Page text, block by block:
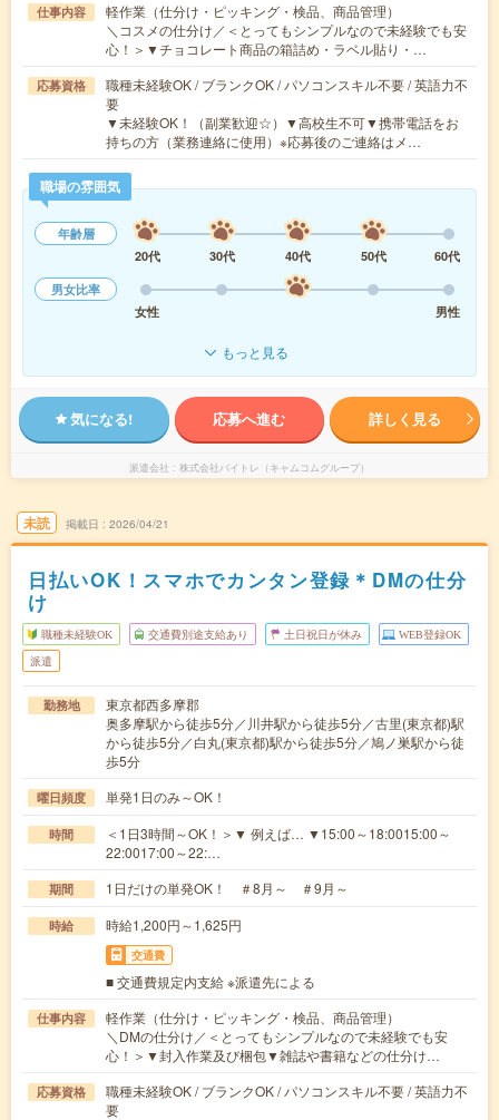
仕事内容
軽作業（仕分け・ピッキング・検品、商品管理）
＼コスメの仕分け／＜とってもシンプルなので未経験でも安
心！＞▼チョコレート商品の箱詰め・ラベル貼り・…
応募資格
職種未経験OK / ブランクOK / パソコンスキル不要 / 英語力不
要
▼未経験OK！（副業歓迎☆）▼高校生不可▼携帯電話をお
持ちの方（業務連絡に使用）※応募後のご連絡はメ…
職場の雰囲気
年齢層
20代
30代 40代 50代
60代
男女比率
女性
男性
もっと見る
気になる! 応募へ進む 詳しく見る
派遣会社 株式会社バイトレ（キャムコムグループ）
未読 掲載日 2026/04/21
日払いOK！スマホでカンタン登録＊DMの仕分
け
職種未経験OK 交通費別途支給あり 土日祝日が休み WEB登録OK
派遣
勤務地
東京都西多摩郡
奥多摩駅から徒歩5分／川井駅から徒歩5分／古里(東京都)駅
から徒歩5分／白丸(東京都)駅から徒歩5分／鳩ノ巣駅から徒
歩5分
曜日頻度 単発1日のみ～OK！
時間
＜1日3時間～OK！＞▼ 例えば… ▼15:00～18:0015:00～
22:0017:00～22:…
期間 1日だけの単発OK！ ＃8月～ ＃9月～
時給 時給1,200円～1,625円
交通費
■ 交通費規定内支給 ※派遣先による
仕事内容
軽作業（仕分け・ピッキング・検品、商品管理）
＼DMの仕分け／＜とってもシンプルなので未経験でも安
心！＞▼封入作業及び梱包▼雑誌や書籍などの仕分け…
応募資格
職種未経験OK / ブランクOK / パソコンスキル不要 / 英語力不
要